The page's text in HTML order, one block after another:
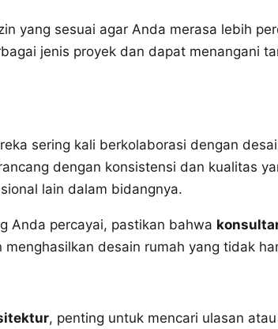
yang sesuai agar Anda merasa lebih
jenis proyek dan dapat menangani
sering kali berkolaborasi dengan
dengan konsistensi dan kualitas
lain dalam bidangnya.
Anda percayai, pastikan bahwa
desain rumah yang tidak
, penting untuk mencari ulasan